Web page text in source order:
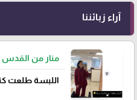
آراء زبائننا
منار من القدس
اللبسة طلعت